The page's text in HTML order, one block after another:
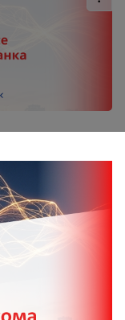
доступ
на все курсы